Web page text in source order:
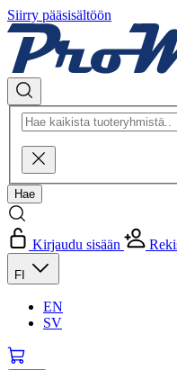
Siirry pääsisältöön
Kirjaudu sisään
FI
EN
SV